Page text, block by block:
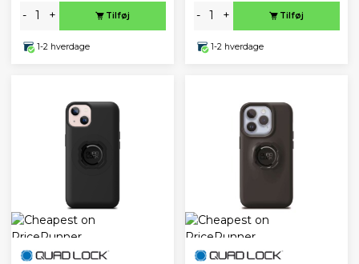
- + Tilføj
1-2 hverdage
- + Tilføj
1-2 hverdage